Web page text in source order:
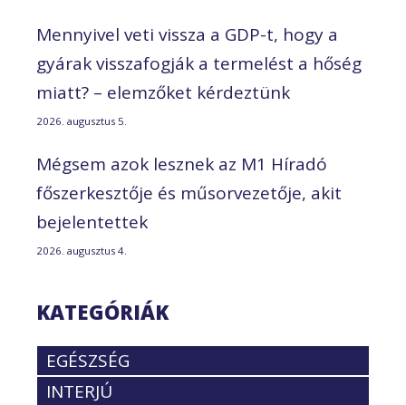
Mennyivel veti vissza a GDP-t, hogy a
gyárak visszafogják a termelést a hőség
miatt? – elemzőket kérdeztünk
2026. augusztus 5.
Mégsem azok lesznek az M1 Híradó
főszerkesztője és műsorvezetője, akit
bejelentettek
2026. augusztus 4.
KATEGÓRIÁK
EGÉSZSÉG
INTERJÚ